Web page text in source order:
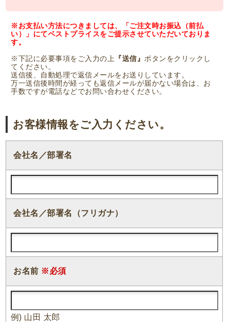
※お支払い方法につきましては、「ご注文時お振込（前払
い）」にてベストプライスをご提示させていただいておりま
す。
※下記に必要事項をご入力の上 『送信』ボタンをクリックし
てください。
送信後、自動処理で返信メールをお送りしています。
万一送信後時間が経っても返信メールが届かない場合は、お
手数ですが電話などでお問い合わせください。
お客様情報をご入力ください。
会社名／部署名
会社名／部署名（フリガナ）
お名前 ※必須
例) 山田 太郎